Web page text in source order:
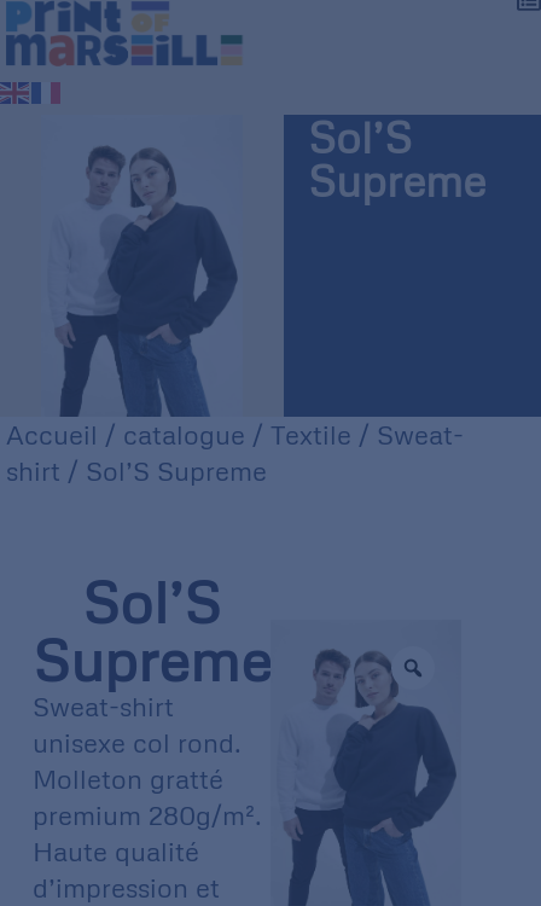
Sol’S
Supreme
Accueil / catalogue / Textile / Sweat-
shirt / Sol’S Supreme
Sol’S
Supreme
Sweat-shirt
unisexe col rond.
Molleton gratté
premium 280g/m².
Haute qualité
d’impression et